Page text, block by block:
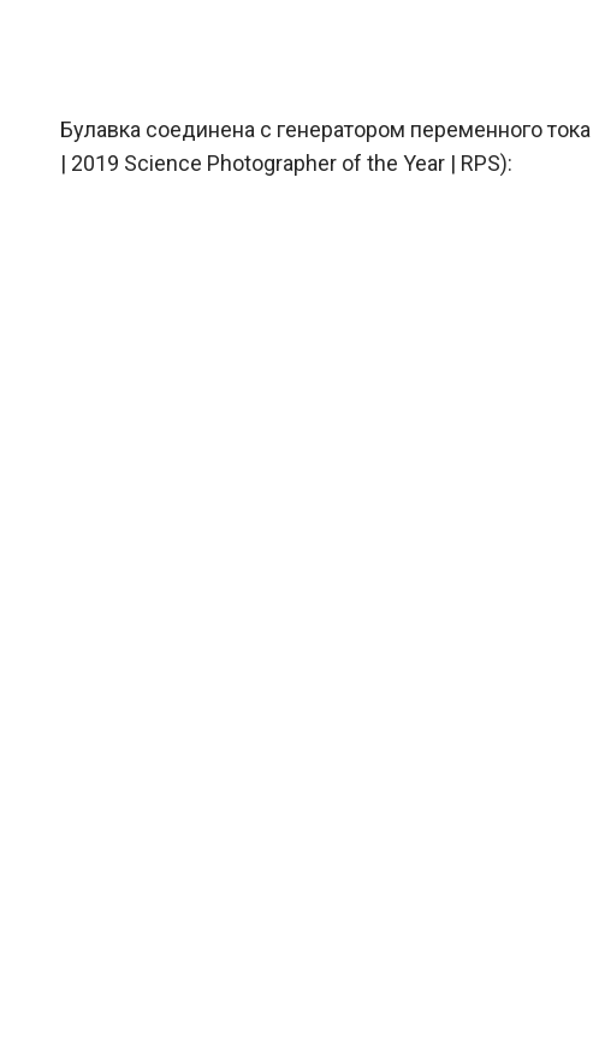
Булавка соединена с генератором переменного
| 2019 Science Photographer of the Year | RPS):